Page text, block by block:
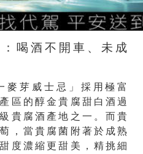
喝酒不開車、未成
麥芽威士忌」採用極富
區的醇金貴腐甜白酒過
貴腐酒產地之一。而貴
，當貴腐菌附著於成熟
度濃縮更甜美，精挑細